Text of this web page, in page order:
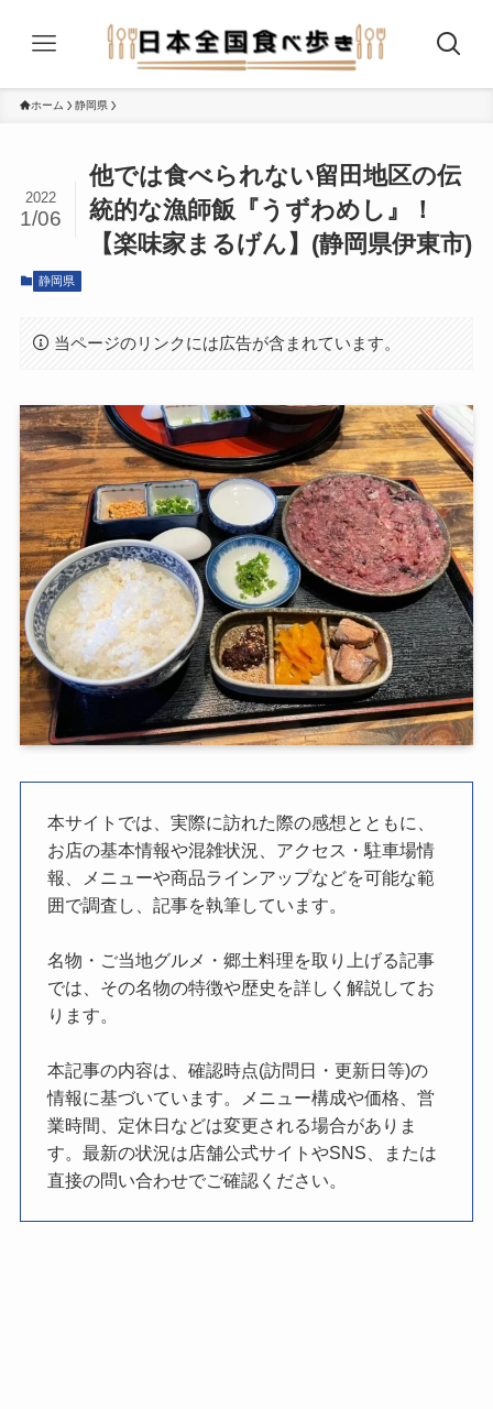
ホーム 静岡県
他では食べられない留田地区の伝
統的な漁師飯『うずわめし』！
【楽味家まるげん】(静岡県伊東市)
2022
1/06
静岡県
当ページのリンクには広告が含まれています。
本サイトでは、実際に訪れた際の感想とともに、
お店の基本情報や混雑状況、アクセス・駐車場情
報、メニューや商品ラインアップなどを可能な範
囲で調査し、記事を執筆しています。
名物・ご当地グルメ・郷土料理を取り上げる記事
では、その名物の特徴や歴史を詳しく解説してお
ります。
本記事の内容は、確認時点(訪問日・更新日等)の
情報に基づいています。メニュー構成や価格、営
業時間、定休日などは変更される場合がありま
す。最新の状況は店舗公式サイトやSNS、または
直接の問い合わせでご確認ください。